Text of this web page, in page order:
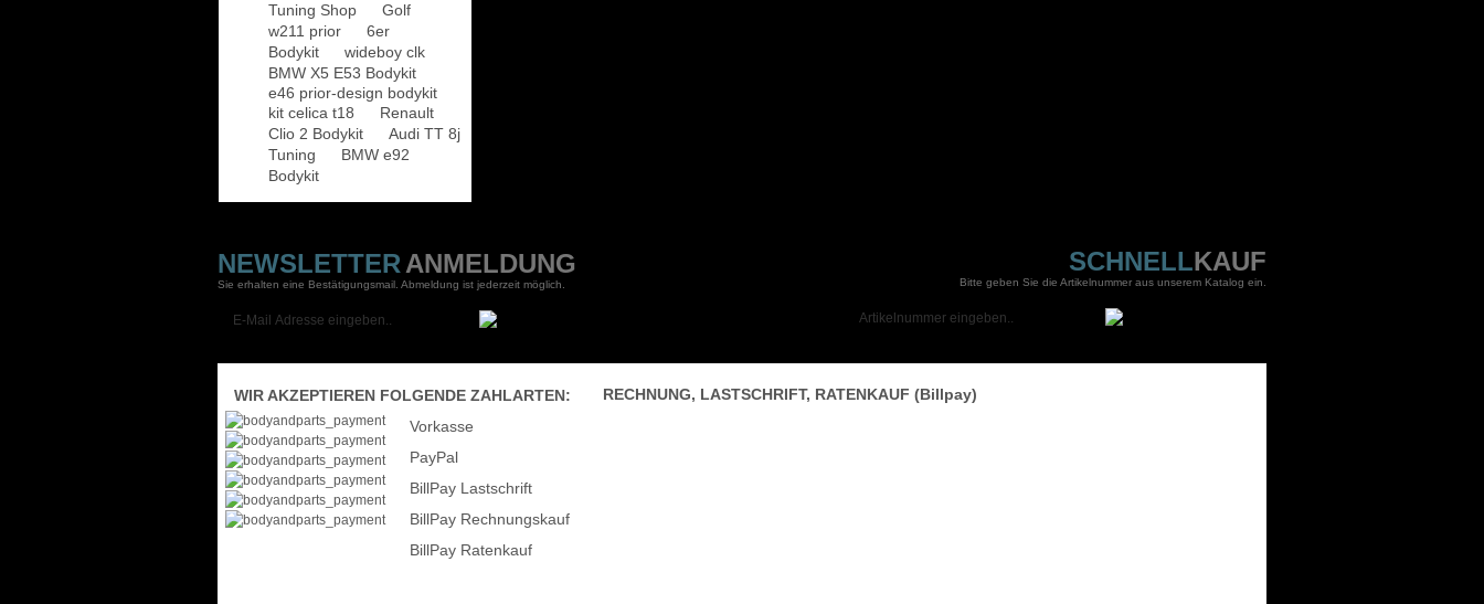
Tuning Shop
Golf
w211 prior
6er
Bodykit
wideboy clk
BMW X5 E53 Bodykit
e46 prior-design bodykit
kit celica t18
Renault
Clio 2 Bodykit
Audi TT 8j
Tuning
BMW e92
Bodykit
NEWSLETTER ANMELDUNG
Sie erhalten eine Bestätigungsmail. Abmeldung ist jederzeit möglich.
SCHNELLKAUF
Bitte geben Sie die Artikelnummer aus unserem Katalog ein.
WIR AKZEPTIEREN FOLGENDE ZAHLARTEN:
Vorkasse
PayPal
BillPay Lastschrift
BillPay Rechnungskauf
BillPay Ratenkauf
RECHNUNG, LASTSCHRIFT, RATENKAUF (Billpay)